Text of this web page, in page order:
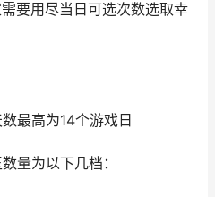
要用尽当日可选次数选取幸
最高为14个游戏日
量为以下几档：